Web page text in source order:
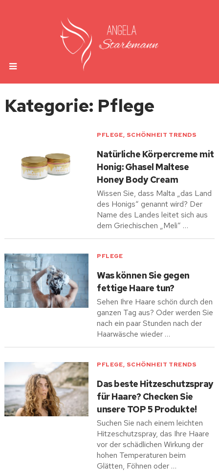
Kategorie: Pflege
PFLEGE, SCHÖNHEIT TRENDS
Natürliche Körpercreme mit
Honig: Ghasel Maltese
Honey Body Cream
Wissen Sie, dass Malta „das Land
des Honigs“ genannt wird? Der
Name des Landes leitet sich aus
dem Griechischen „Meli“ …
PFLEGE
Was können Sie gegen
fettige Haare tun?
Sehen Ihre Haare schön durch den
ganzen Tag aus? Oder werden Sie
nach ein paar Stunden nach der
Haarwäsche wieder …
PFLEGE, SCHÖNHEIT TRENDS
Das beste Hitzeschutzspray
für Haare? Checken Sie
unsere TOP 5 Produkte!
Suchen Sie nach einem leichten
Hitzeschutzspray, das Ihre Haare
vor der schädlichen Wirkung der
hohen Temperaturen beim
Glätten, Föhnen oder …